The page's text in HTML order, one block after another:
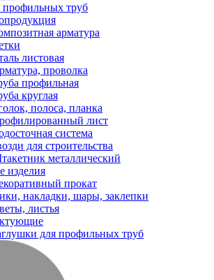
профильных труб
арматура
листовая
проволка
профильная
круглая
полоса, планка
лист
система
для строительства
металлический
изделия
прокат
накладки, шары, заклепки
листья
для профильных труб